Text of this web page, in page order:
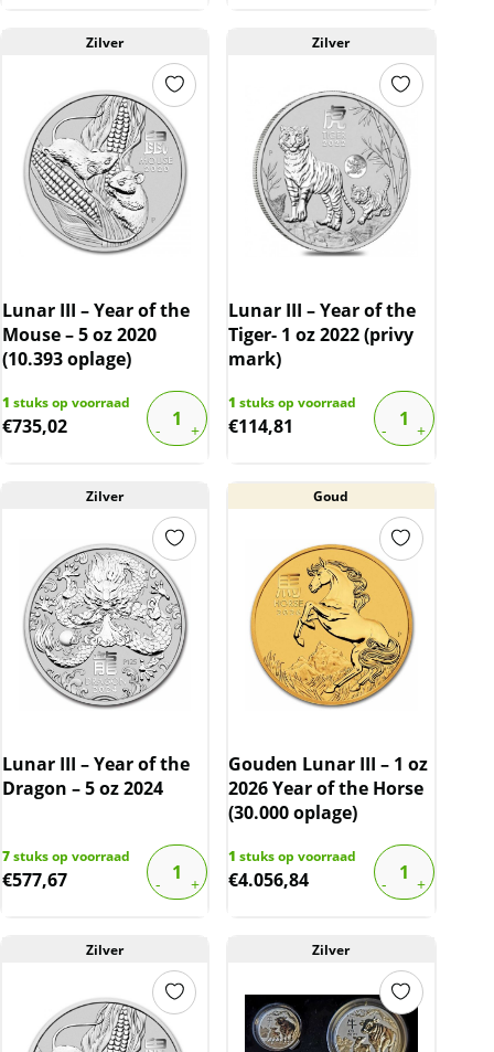
Zilver
Lunar III – Year of the
Mouse – 5 oz 2020
(10.393 oplage)
1 stuks op voorraad
€735,02
Zilver
Lunar III – Year of the
Tiger- 1 oz 2022 (privy
mark)
1 stuks op voorraad
€114,81
Zilver
Lunar III – Year of the
Dragon – 5 oz 2024
7stuks op voorraad
€577,67
Goud
Gouden Lunar III – 1 oz
2026 Year of the Horse
(30.000 oplage)
1 stuks op voorraad
€4.056,84
Zilver Zilver